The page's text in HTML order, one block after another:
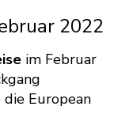
2022
im Februar
European